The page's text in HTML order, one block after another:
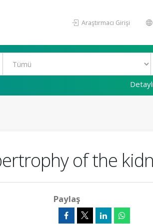
Araştırmacı Girişi
of the
Paylaş